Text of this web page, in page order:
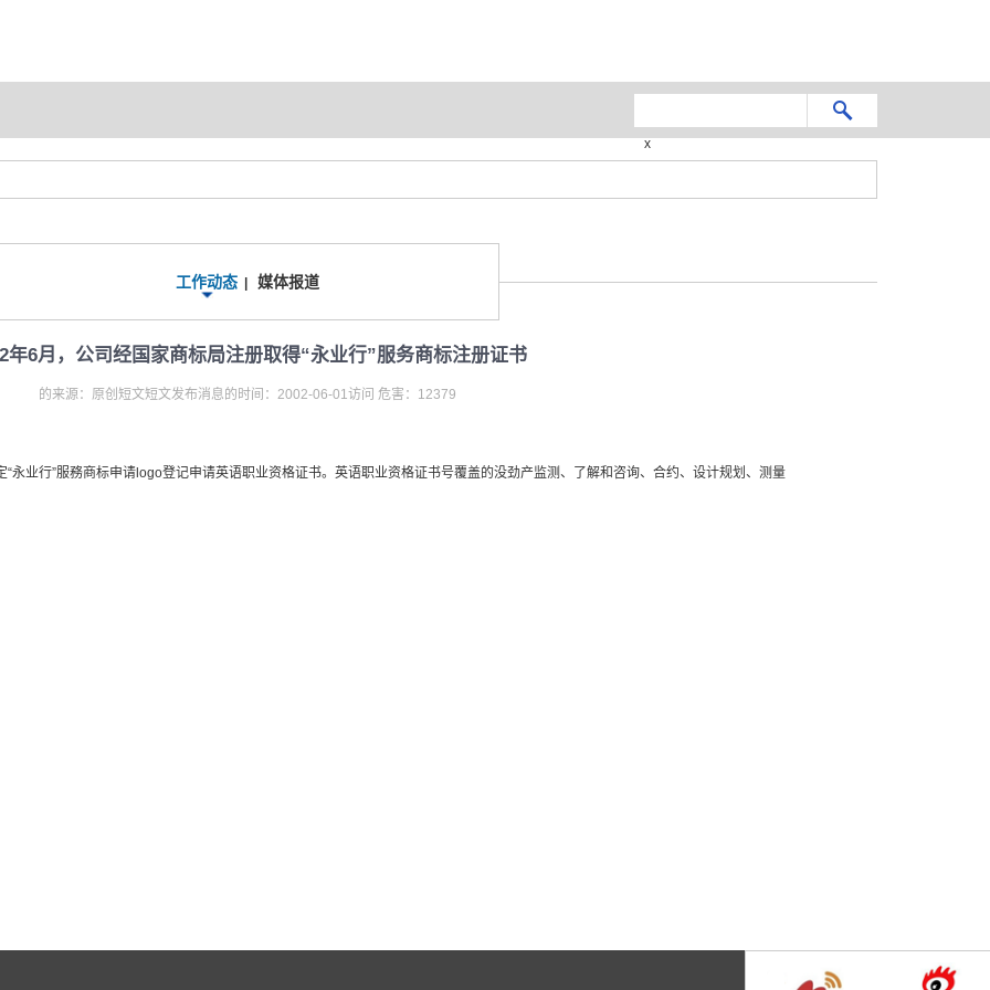
x
工作动态 媒体报道
年6月，公司经国家商标局注册取得“永业行”服务商标注册证书
的来源：原创短文短文发布消息的时间：2002-06-01访问 危害：12379
永业行”服務商标申请logo登记申请英语职业资格证书。英语职业资格证书号覆盖的没劲产监测、了解和咨询、合约、设计规划、测量